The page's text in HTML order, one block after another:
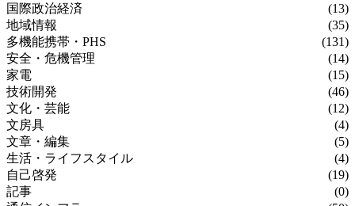
国際政治経済
(13)
地域情報
(35)
多機能携帯・PHS
(131)
安全・危機管理
(14)
家電
(15)
技術開発
(46)
文化・芸能
(12)
文房具
(4)
文章・編集
(5)
生活・ライフスタイル
(4)
自己啓発
(19)
記事
(0)